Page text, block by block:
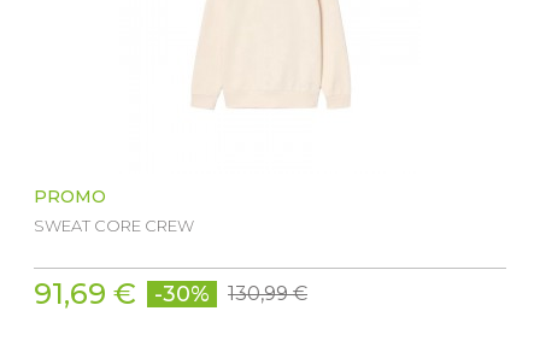
PROMO
SWEAT CORE CREW
91,69 € -30% 130,99 €